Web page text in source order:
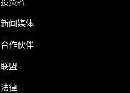
新闻媒体
合作伙伴
联盟
法律